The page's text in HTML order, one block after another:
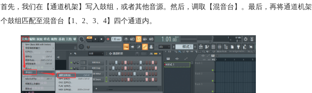
首先，我们在【通道机架】写入鼓组，或者其他音源。然后，调取【混音台】。最后，再将通道机架
个鼓组匹配至混音台【1、2、3、4】四个通道内。